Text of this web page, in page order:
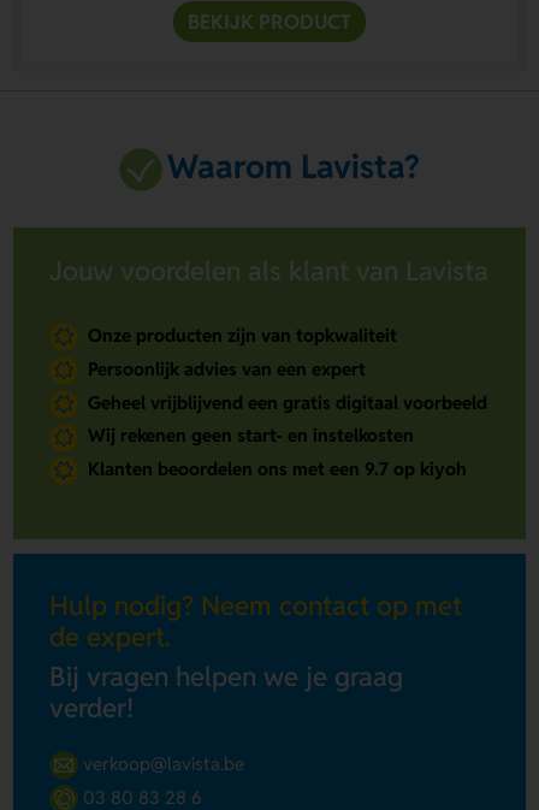
BEKIJK PRODUCT
Waarom Lavista?
Jouw voordelen als klant van Lavista
Onze producten zijn van topkwaliteit
Persoonlijk advies van een expert
Geheel vrijblijvend een gratis digitaal voorbeeld
Wij rekenen geen start- en instelkosten
Klanten beoordelen ons met een 9.7 op kiyoh
Hulp nodig? Neem contact op met
de expert.
Bij vragen helpen we je graag
verder!
verkoop@lavista.be
03 80 83 28 6